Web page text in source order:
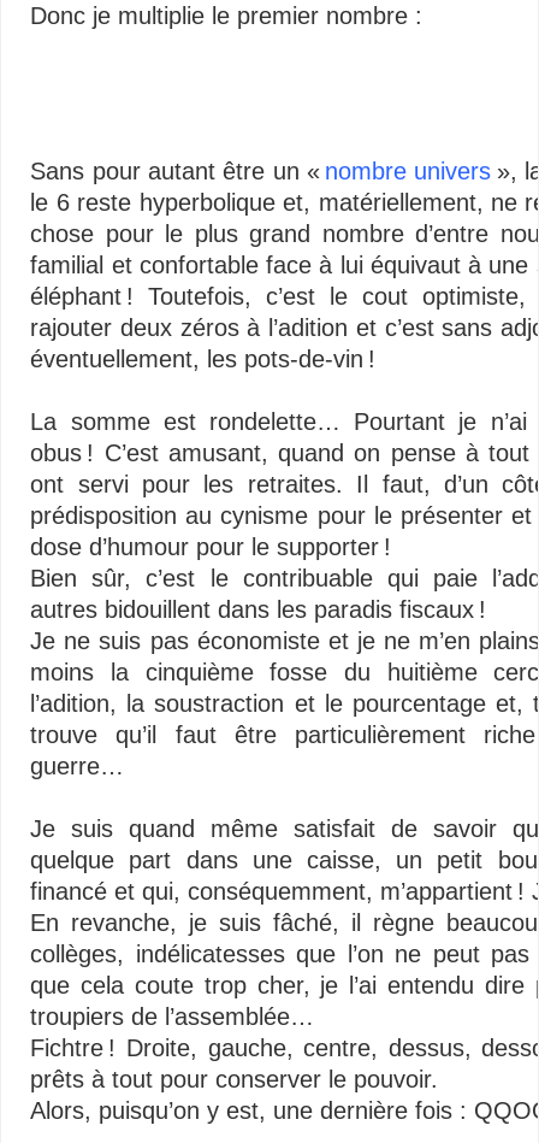
Donc je multiplie le premier nombre :
Sans pour autant être un « nombre univers »,
le 6 reste hyperbolique et, matériellement, ne
chose pour le plus grand nombre d’entre
familial et confortable face à lui équivaut à
éléphant !Toutefois, c’est le cout
rajouter deux zéros à l’adition et c’est sans
éventuellement, les pots-de-vin !
La somme est rondelette… Pourtant je n’ai
obus ! C’est amusant, quand on pense à tout
ont servi pour les retraites. Il faut, d’un
prédisposition au cynisme pour le présenter et
dose d’humour pour le supporter !
Bien sûr, c’est le contribuable qui paie
autres bidouillent dans les paradis fiscaux !
Je ne suis pas économiste et je ne m’en
moins la cinquième fosse du huitième
l’adition, la soustraction et le pourcentage
trouve qu’il faut être particulièrement
guerre…
Je suis quand même satisfait de savoir
quelque part dans une caisse, un petit
financé et qui, conséquemment, m’appartient !
En revanche, je suis fâché, il règne
collèges, indélicatesses que l’on ne peut
que cela coute trop cher, je l’ai entendu dire
troupiers de l’assemblée…
Fichtre ! Droite, gauche, centre, dessus,
prêts à tout pour conserver le pouvoir.
Alors, puisqu’on y est, une dernière fois :